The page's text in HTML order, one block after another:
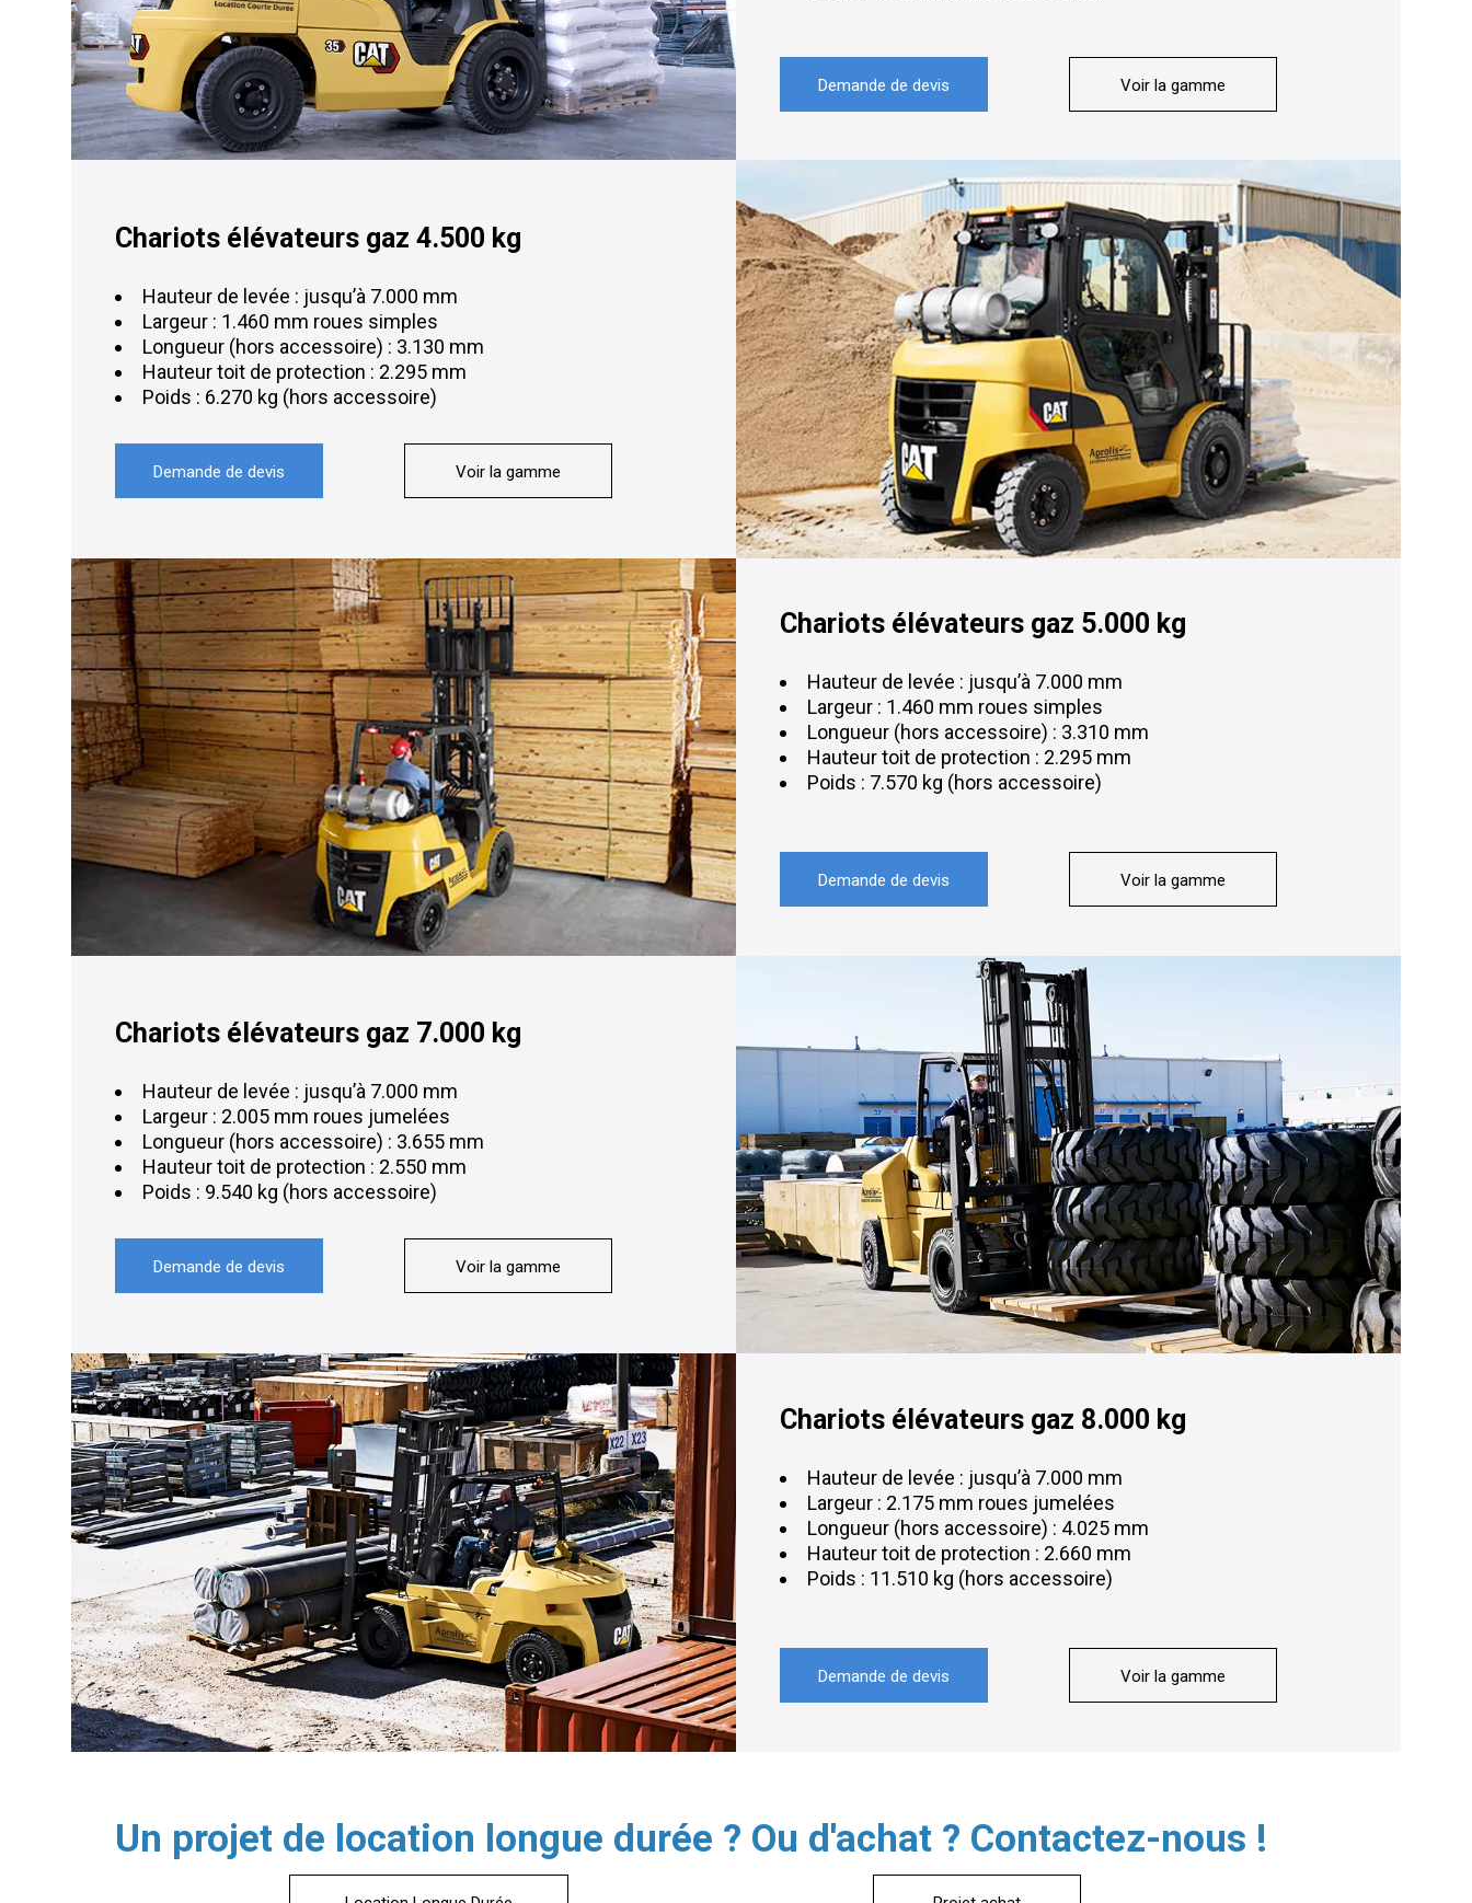
Demande de devis Voir la gamme
Chariots élévateurs gaz 4.500 kg
Hauteur de levée : jusqu’à 7.000 mm
Largeur : 1.460 mm roues simples
Longueur (hors accessoire) : 3.130 mm
Hauteur toit de protection : 2.295 mm
Poids : 6.270 kg (hors accessoire)
Demande de devis Voir la gamme
Chariots élévateurs gaz 5.000 kg
Hauteur de levée : jusqu’à 7.000 mm
Largeur : 1.460 mm roues simples
Longueur (hors accessoire) : 3.310 mm
Hauteur toit de protection : 2.295 mm
Poids : 7.570 kg (hors accessoire)
Demande de devis Voir la gamme
Chariots élévateurs gaz 7.000 kg
Hauteur de levée : jusqu’à 7.000 mm
Largeur : 2.005 mm roues jumelées
Longueur (hors accessoire) : 3.655 mm
Hauteur toit de protection : 2.550 mm
Poids : 9.540 kg (hors accessoire)
Demande de devis Voir la gamme
Chariots élévateurs gaz 8.000 kg
Hauteur de levée : jusqu’à 7.000 mm
Largeur : 2.175 mm roues jumelées
Longueur (hors accessoire) : 4.025 mm
Hauteur toit de protection : 2.660 mm
Poids : 11.510 kg (hors accessoire)
Demande de devis Voir la gamme
Un projet de location longue durée ? Ou d'achat ? Contactez-nous !